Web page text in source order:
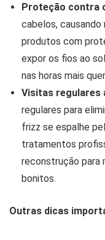
Proteção contra
cabelos,
produtos com
expor os fios ao
nas horas mais
Visitas regulares
regulares para
frizz se espalhe
tratamentos
reconstrução para
bonitos.
Outras dicas